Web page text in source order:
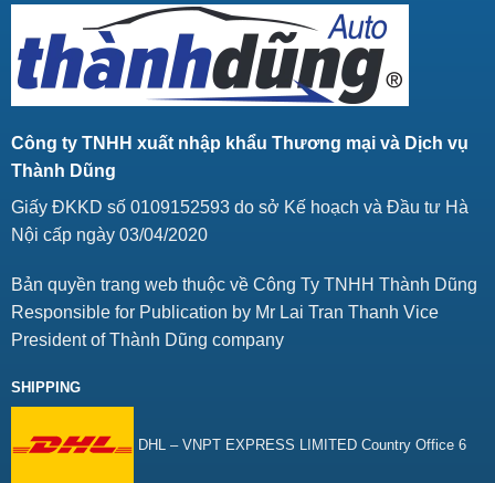
Công ty TNHH xuất nhập khẩu Thương mại và Dịch vụ
Thành Dũng
Giấy ĐKKD số 0109152593 do sở Kế hoạch và Đầu tư Hà
Nội cấp ngày 03/04/2020
Bản quyền trang web thuộc về Công Ty TNHH Thành Dũng
Responsible for Publication by Mr Lai Tran Thanh Vice
President of Thành Dũng company
SHIPPING
DHL – VNPT EXPRESS LIMITED Country Office 6